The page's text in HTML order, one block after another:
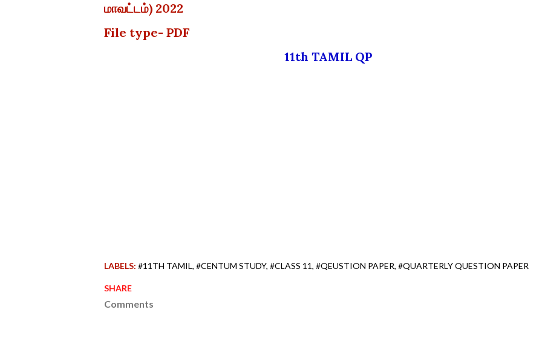
மாவட்டம்) 2022
File type- PDF
11th TAMIL QP
LABELS: #11TH TAMIL #CENTUM STUDY #CLASS 11 #QEUSTION PAPER #QUARTERLY QUESTION PAPER
SHARE
Comments